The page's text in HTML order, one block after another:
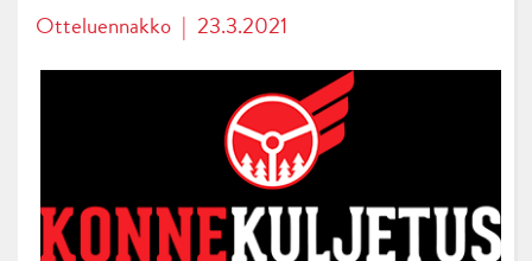
Otteluennakko | 23.3.2021